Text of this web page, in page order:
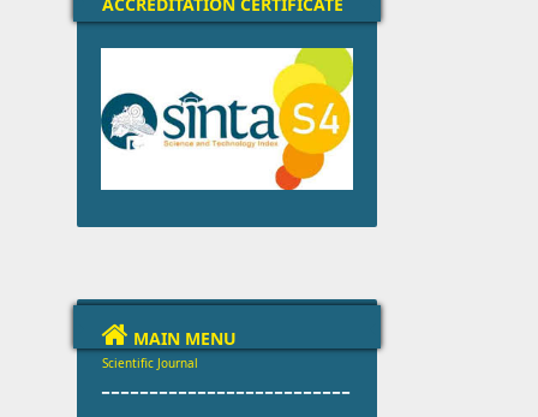
 MAIN MENU
Scientific Journal
--------------------------